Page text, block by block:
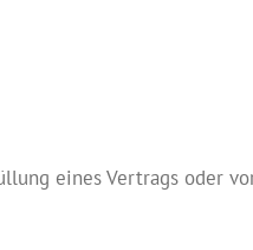
eines Vertrags oder